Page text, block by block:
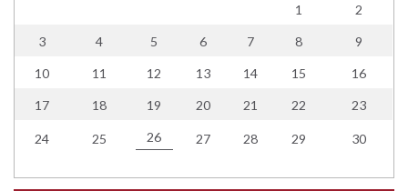
1 2
3 4 5 6 7 8 9
10 11 12 13 14 15 16
17 18 19 20 21 22 23
24 25 26 27 28 29 30